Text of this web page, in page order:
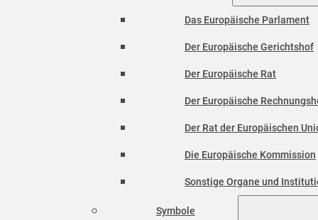
Das Europäische Parlament
Der Europäische Gerichtshof
Der Europäische Rat
Der Europäische
Der Rat der Europäischen
Die Europäische Kommission
Sonstige Organe und
Symbole